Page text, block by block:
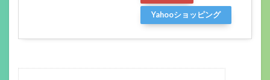
Yahooショッピング